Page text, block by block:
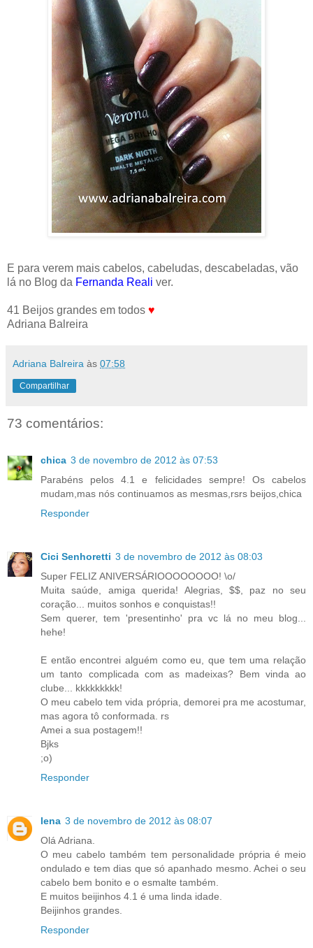
E para verem mais cabelos, cabeludas, descabeladas, vão
lá no Blog da Fernanda Reali ver.
41 Beijos grandes em todos ♥
Adriana Balreira
Adriana Balreira às 07:58
Compartilhar
73 comentários:
chica 3 de novembro de 2012 às 07:53
Parabéns pelos 4.1 e felicidades sempre! Os cabelos
mudam,mas nós continuamos as mesmas,rsrs beijos,chica
Responder
Cici Senhoretti 3 de novembro de 2012 às 08:03
Super FELIZ ANIVERSÁRIOOOOOOOO! \o/
Muita saúde, amiga querida! Alegrias, $$, paz no seu
coração... muitos sonhos e conquistas!!
Sem querer, tem 'presentinho' pra vc lá no meu blog...
hehe!
E então encontrei alguém como eu, que tem uma relação
um tanto complicada com as madeixas? Bem vinda ao
clube... kkkkkkkkk!
O meu cabelo tem vida própria, demorei pra me acostumar,
mas agora tô conformada. rs
Amei a sua postagem!!
Bjks
;o)
Responder
lena 3 de novembro de 2012 às 08:07
Olá Adriana.
O meu cabelo também tem personalidade própria é meio
ondulado e tem dias que só apanhado mesmo. Achei o seu
cabelo bem bonito e o esmalte também.
E muitos beijinhos 4.1 é uma linda idade.
Beijinhos grandes.
Responder